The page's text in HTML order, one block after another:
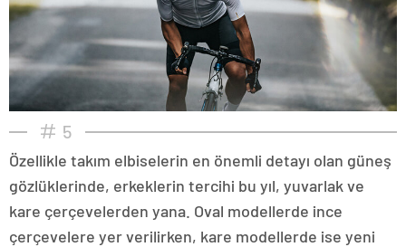
5
Özellikle takım elbiselerin en önemli detayı olan güneş
gözlüklerinde, erkeklerin tercihi bu yıl, yuvarlak ve
kare çerçevelerden yana. Oval modellerde ince
çerçevelere yer verilirken, kare modellerde ise yeni